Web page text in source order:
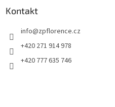
Kontakt
info@zpflorence.cz
+420 271 914 978
+420 777 635 746